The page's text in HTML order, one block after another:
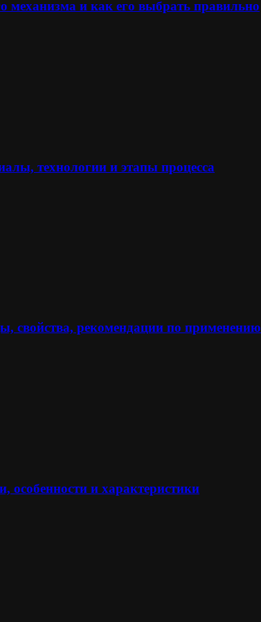
механизма и как его выбрать правильно
технологии и этапы процесса
свойства, рекомендации по применению
и характеристики